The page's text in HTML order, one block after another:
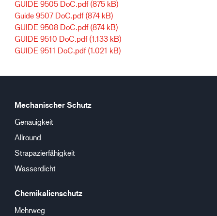
GUIDE 9505 DoC.pdf (875 kB)
Guide 9507 DoC.pdf (874 kB)
GUIDE 9508 DoC.pdf (874 kB)
GUIDE 9510 DoC.pdf (1.133 kB)
GUIDE 9511 DoC.pdf (1.021 kB)
Mechanischer Schutz
Genauigkeit
Allround
Strapazierfähigkeit
Wasserdicht
Chemikalienschutz
Mehrweg